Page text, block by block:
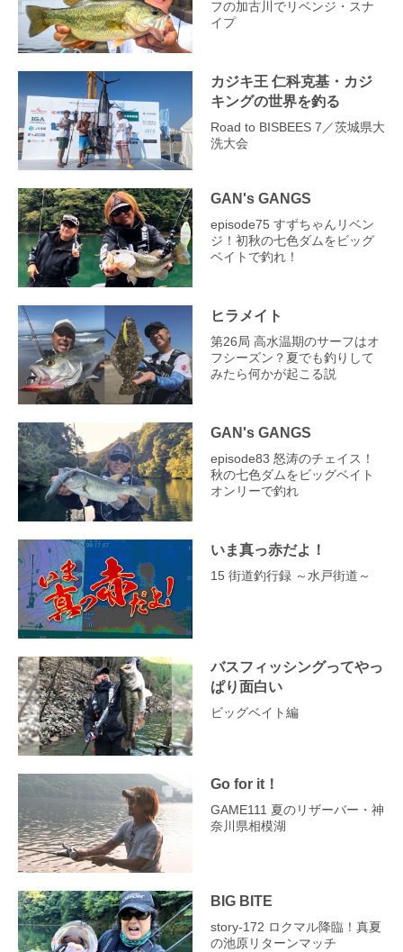
フの加古川でリベンジ・スナ
イプ
カジキ王 仁科克基・カジ
キングの世界を釣る
Road to BISBEES 7／茨城県大
洗大会
GAN's GANGS
episode75 すずちゃんリベン
ジ！初秋の七色ダムをビッグ
ベイトで釣れ！
ヒラメイト
第26局 高水温期のサーフはオ
フシーズン？夏でも釣りして
みたら何かが起こる説
GAN's GANGS
episode83 怒涛のチェイス！
秋の七色ダムをビッグベイト
オンリーで釣れ
いま真っ赤だよ！
15 街道釣行録 ～水戸街道～
バスフィッシングってやっ
ぱり面白い
ビッグベイト編
Go for it！
GAME111 夏のリザーバー・神
奈川県相模湖
BIG BITE
story‐172 ロクマル降臨！真夏
の池原リターンマッチ